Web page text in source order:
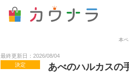
本
最終更新日：2026/08/04
決定
あべのハルカスの